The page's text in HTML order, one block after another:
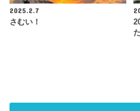
2025.2.7
さむい！